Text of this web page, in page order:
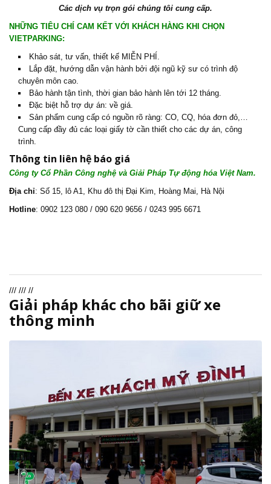
Các dịch vụ trọn gói chúng tôi cung cấp.
NHỮNG TIÊU CHÍ CAM KẾT VỚI KHÁCH HÀNG KHI CHỌN
VIETPARKING:
Khảo sát, tư vấn, thiết kế MIỄN PHÍ.
Lắp đặt, hướng dẫn vận hành bởi đội ngũ kỹ sư có trình độ
chuyên môn cao.
Bảo hành tận tình, thời gian bảo hành lên tới 12 tháng.
Đặc biệt hỗ trợ dự án: về giá.
Sản phẩm cung cấp có nguồn rõ ràng: CO, CQ, hóa đơn đỏ,…
Cung cấp đầy đủ các loại giấy tờ cần thiết cho các dự án, công
trình.
Thông tin liên hệ báo giá
Công ty Cổ Phần Công nghệ và Giải Pháp Tự động hóa Việt Nam.
Địa chỉ: Số 15, lô A1, Khu đô thị Đại Kim, Hoàng Mai, Hà Nội
Hotline: 0902 123 080 / 090 620 9656 / 0243 995 6671
///
Giải pháp khác cho bãi giữ xe
thông minh
/// //